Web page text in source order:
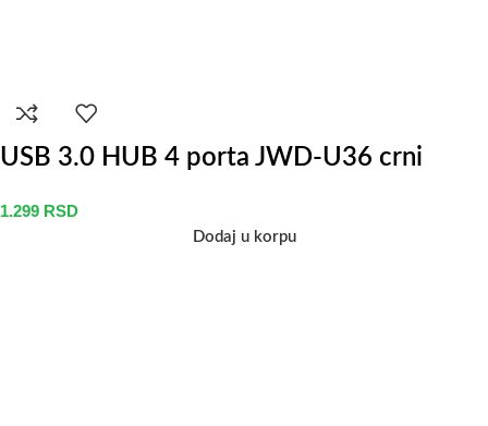
USB 3.0 HUB 4 porta JWD-U36 crni
1.299 RSD
Dodaj u korpu